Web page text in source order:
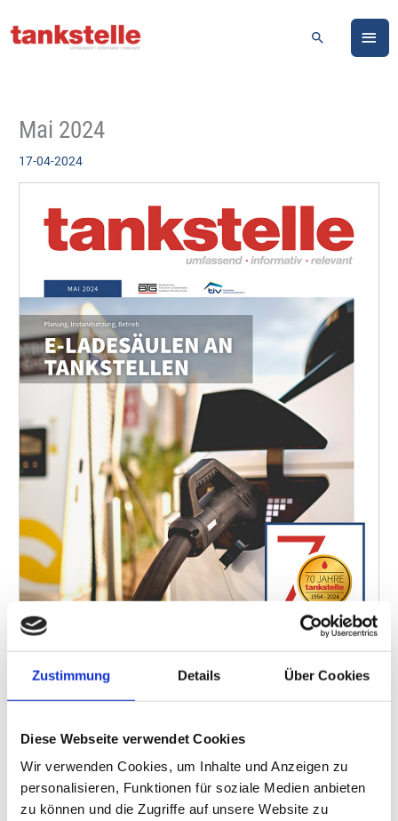
Zustimmung Details Über Cookies
Diese Webseite verwendet Cookies
Wir verwenden Cookies, um Inhalte und Anzeigen zu
personalisieren, Funktionen für soziale Medien anbieten
zu können und die Zugriffe auf unsere Website zu
Inhalt
Suchen
Mai 2024
17-04-2024
BRANCHENFORUM
Wettbewerbsaufruf „Tankstelle des Jahres“
Ausschreibung „Bestes Presseregal“